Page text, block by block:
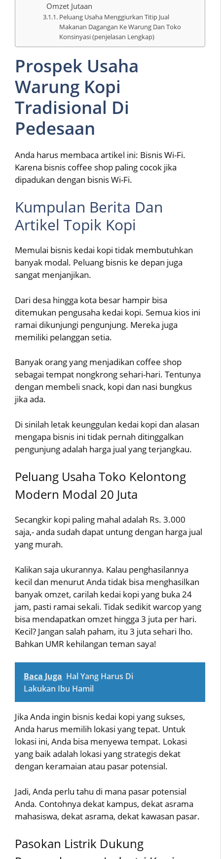
Omzet Jutaan
Peluang Usaha Menggiurkan Titip Jual
Makanan Dagangan Ke Warung Dan Toko
Konsinyasi (penjelasan Lengkap)
Prospek Usaha
Warung Kopi
Tradisional Di
Pedesaan
Anda harus membaca artikel ini: Bisnis Wi-Fi.
Karena bisnis coffee shop paling cocok jika
dipadukan dengan bisnis Wi-Fi.
Kumpulan Berita Dan
Artikel Topik Kopi
Memulai bisnis kedai kopi tidak membutuhkan
banyak modal. Peluang bisnis ke depan juga
sangat menjanjikan.
Dari desa hingga kota besar hampir bisa
ditemukan pengusaha kedai kopi. Semua kios ini
ramai dikunjungi pengunjung. Mereka juga
memiliki pelanggan setia.
Banyak orang yang menjadikan coffee shop
sebagai tempat nongkrong sehari-hari. Tentunya
dengan membeli snack, kopi dan nasi bungkus
jika ada.
Di sinilah letak keunggulan kedai kopi dan alasan
mengapa bisnis ini tidak pernah ditinggalkan
pengunjung adalah harga jual yang terjangkau.
Peluang Usaha Toko Kelontong
Modern Modal 20 Juta
Secangkir kopi paling mahal adalah Rs. 3.000
saja,- anda sudah dapat untung dengan harga jual
yang murah.
Kalikan saja ukurannya. Kalau penghasilannya
kecil dan menurut Anda tidak bisa menghasilkan
banyak omzet, carilah kedai kopi yang buka 24
jam, pasti ramai sekali. Tidak sedikit warcop yang
bisa mendapatkan omzet hingga 3 juta per hari.
Kecil? Jangan salah paham, itu 3 juta sehari lho.
Bahkan UMR kehilangan teman saya!
Baca Juga Hal Yang Harus Di
Lakukan Ibu Hamil
Jika Anda ingin bisnis kedai kopi yang sukses,
Anda harus memilih lokasi yang tepat. Untuk
lokasi ini, Anda bisa menyewa tempat. Lokasi
yang baik adalah lokasi yang strategis dekat
dengan keramaian atau pasar potensial.
Jadi, Anda perlu tahu di mana pasar potensial
Anda. Contohnya dekat kampus, dekat asrama
mahasiswa, dekat asrama, dekat kawasan pasar.
Pasokan Listrik Dukung